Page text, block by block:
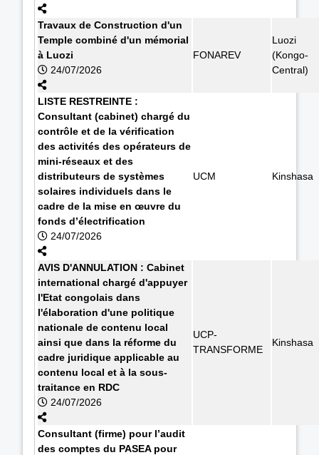
Travaux de Construction d'un
Temple combiné d'un mémorial
à Luozi
24/07/2026
FONAREV
Luozi
(Kongo-
Central)
LISTE RESTREINTE :
Consultant (cabinet) chargé du
contrôle et de la vérification
des activités des opérateurs de
mini-réseaux et des
distributeurs de systèmes
solaires individuels dans le
cadre de la mise en œuvre du
fonds d’électrification
24/07/2026
UCM Kinshasa
AVIS D'ANNULATION : Cabinet
international chargé d'appuyer
l'Etat congolais dans
l'élaboration d'une politique
nationale de contenu local
ainsi que dans la réforme du
cadre juridique applicable au
contenu local et à la sous-
traitance en RDC
24/07/2026
UCP-
TRANSFORME
Kinshasa
Consultant (firme) pour l’audit
des comptes du PASEA pour